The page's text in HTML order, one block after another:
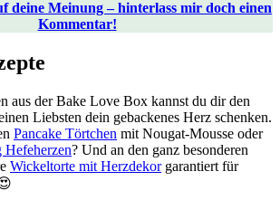
deine Meinung – hinterlass mir doch einen
Kommentar!
aus der Bake Love Box kannst du dir den
Liebsten dein gebackenes Herz schenken.
Pancake Törtchen mit Nougat-Mousse oder
Hefeherzen? Und an den ganz besonderen
Wickeltorte mit Herzdekorgarantiert für